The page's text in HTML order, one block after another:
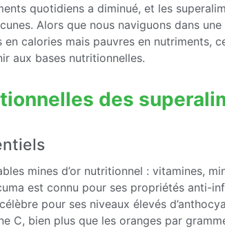
quotidiens a diminué, et les
Alors que nous naviguons dans
calories mais pauvres en nutriments,
aux bases nutritionnelles.
des
mines d’or nutritionnel : vitamines,
est connu pour ses propriétés anti-
pour ses niveaux élevés
C, bien plus que les oranges par